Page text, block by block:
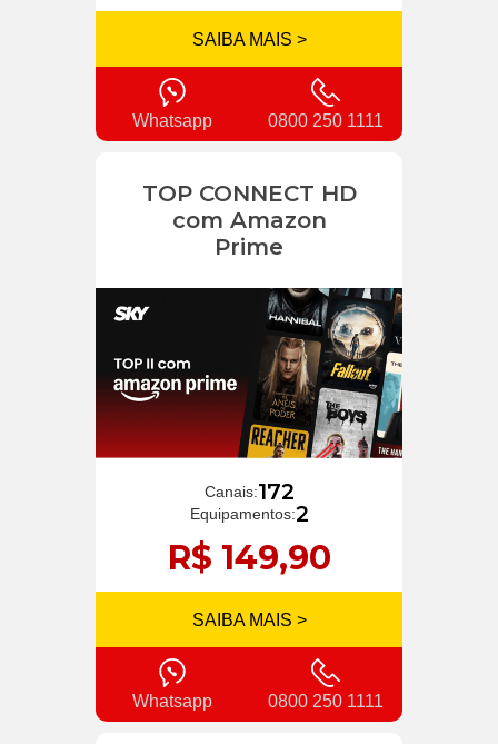
SAIBA MAIS >
Whatsapp 0800 250 1111
TOP CONNECT HD
com Amazon
Prime
Canais:172
Equipamentos:2
R$ 149,90
SAIBA MAIS >
Whatsapp 0800 250 1111